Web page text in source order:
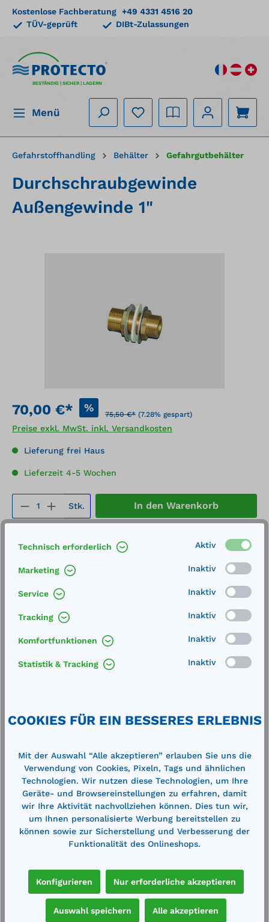
springen
Kostenlose Fachberatung +49 4331 4516 20
TÜV-geprüft
DIBt-Zulassungen
BESTÄNDIG | SICHER | LAGERN
Menü
Gefahrstoffhandling Behälter Gefahrgutbehälter
Durchschraubgewinde
Außengewinde 1"
70,00 €* %
75,50 €* (7.28% gespart)
Preise exkl. MwSt. inkl. Versandkosten
Lieferung frei Haus
Lieferzeit 4-5 Wochen
Produkt Anzahl: Gib den
Stk. In den Warenkorb
Technische Daten
Haben Sie Fragen?
Technisch erforderlich Aktiv
Marketing Inaktiv
Service Inaktiv
Tracking Inaktiv
Komfortfunktionen Inaktiv
Statistik & Tracking Inaktiv
COOKIES FÜR EIN BESSERES ERLEBNIS
Mit der Auswahl “Alle akzeptieren” erlauben Sie uns die
Verwendung von Cookies, Pixeln, Tags und ähnlichen
Technologien. Wir nutzen diese Technologien, um Ihre
Geräte- und Browsereinstellungen zu erfahren, damit
wir Ihre Aktivität nachvollziehen können. Dies tun wir,
um Ihnen personalisierte Werbung bereitstellen zu
können sowie zur Sicherstellung und Verbesserung der
Funktionalität des Onlineshops.
Konfigurieren Nur erforderliche akzeptieren
Auswahl speichern Alle akzeptieren